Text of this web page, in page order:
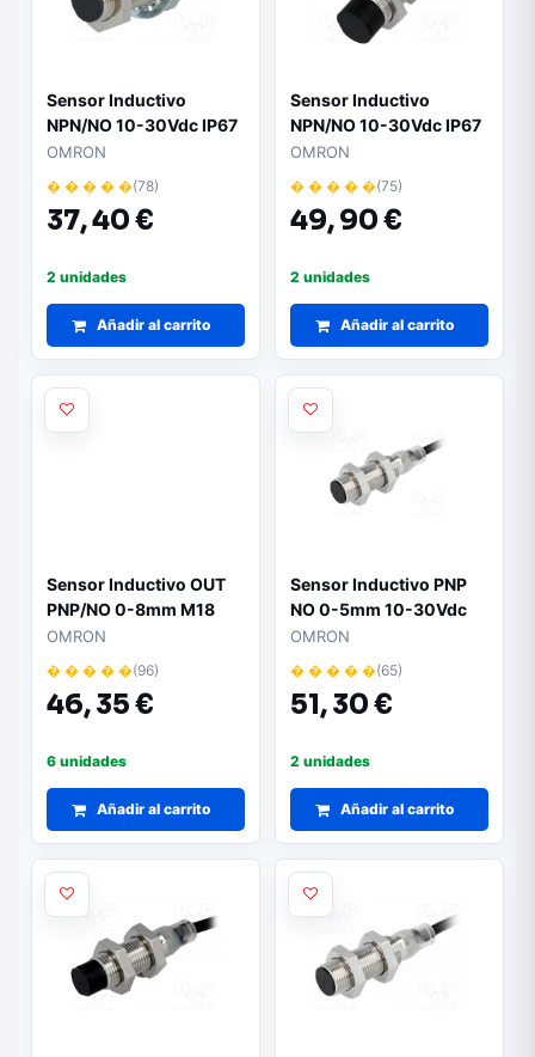
Sensor Inductivo
NPN/NO 10-30Vdc IP67
M12
OMRON
� � � � �(78)
37,40 €
2 unidades
Añadir al carrito
Sensor Inductivo
NPN/NO 10-30Vdc IP67
M18
OMRON
� � � � �(75)
49,90 €
2 unidades
Añadir al carrito
Sensor Inductivo OUT
PNP/NO 0-8mm M18
IP67
OMRON
� � � � �(96)
46,35 €
6 unidades
Añadir al carrito
Sensor Inductivo PNP
NO 0-5mm 10-30Vdc
M18 IP67
OMRON
� � � � �(65)
51,30 €
2 unidades
Añadir al carrito